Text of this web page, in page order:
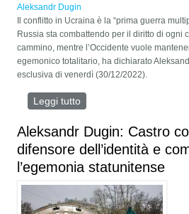
Aleksandr Dugin
Il conflitto in Ucraina è la “prima guerra
Russia sta combattendo per il diritto di ogni
cammino, mentre l’Occidente vuole
egemonico totalitario, ha dichiarato
esclusiva di venerdì (30/12/2022).
Leggi tutto
Aleksandr Dugin: Castro
difensore dell’identità e
l’egemonia statunitense